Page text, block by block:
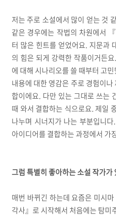
저는 주로 소설에서 많이 얻는 것
같은 경우에는 작법의 차원에서
터 많은 힌트를 얻었어요. 지문과
의 힘은 되게 강력한 작품이거든
에 대해 시나리오를 쓸 때부터 고
내용에 대한 영감은 주로 경험이
합이에요. 다만 있는 그대로 쓰는
때 와서 결합하는 식으로요. 제일
나누며 시너지가 나는 부분입니
아이디어를 결합하는 과정에서 가
그럼 특별히 좋아하는 소설 작가가
매번 바뀌긴 하는데 요즘은 미시
각사』로 시작해서 처음에는 탐미